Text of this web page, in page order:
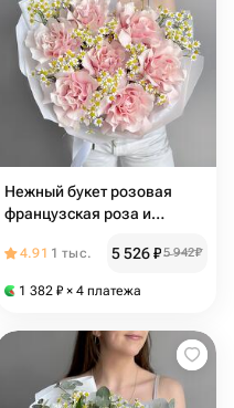
Нежный букет розовая
французская роза и
матрикария
4.91 1 тыс. 5 526₽5 942₽
1 382 ₽ × 4 платежа